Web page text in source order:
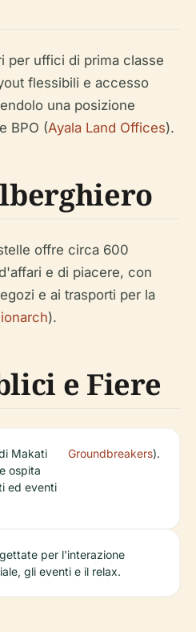
per uffici di prima classe
flessibili e accesso
una posizione
BPO (Ayala Land Offices).
offre circa 600
e di piacere, con
e ai trasporti per la
).
e Fiere
Makati
ospita
ed eventi
Groundbreakers).
per l'interazione
gli eventi e il relax.